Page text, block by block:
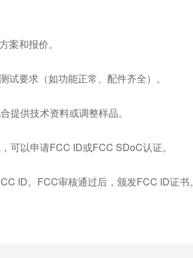
案和报价。
要求（如功能正常、配件齐全）。
提供技术资料或调整样品。
可以申请FCC ID或FCC SDoC认证。
ID。FCC审核通过后，颁发FCC ID证书。